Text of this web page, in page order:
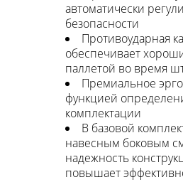
автоматически
безопасности
Противоударная
обеспечивает
паллетой во время
Премиальное
функцией
комплектации
В базовой
навесным боковым
надежность
повышает